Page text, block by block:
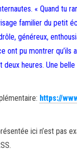
« Quand tu
familier du petit
généreux,
ont pu montrer
deux heures. Une
https://
ici n’est pas